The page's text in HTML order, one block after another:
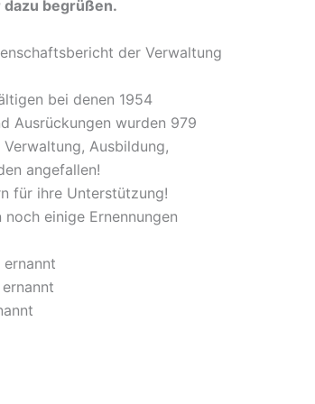
begrüßen.
der Verwaltung
bei denen 1954
Ausrückungen wurden 979
Ausbildung,
angefallen!
für ihre Unterstützung!
einige Ernennungen